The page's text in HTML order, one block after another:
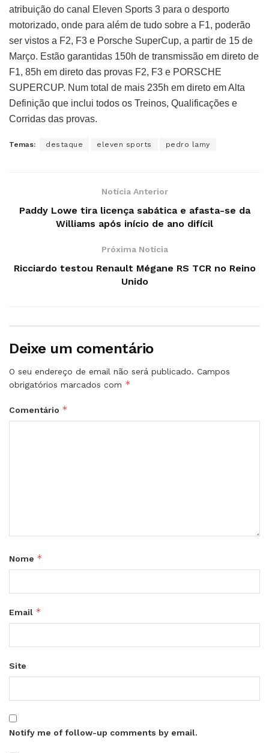
atribuição do canal Eleven Sports 3 para o desporto
motorizado, onde para além de tudo sobre a F1, poderão
ser vistos a F2, F3 e Porsche SuperCup, a partir de 15 de
Março. Estão garantidas 150h de transmissão em direto de
F1, 85h em direto das provas F2, F3 e PORSCHE
SUPERCUP. Num total de mais 235h em direto em Alta
Definição que inclui todos os Treinos, Qualificações e
Corridas das provas.
Temas: destaque eleven sports pedro lamy
Notícia Anterior
Paddy Lowe tira licença sabática e afasta-se da
Williams após início de ano difícil
Próxima Notícia
Ricciardo testou Renault Mégane RS TCR no Reino
Unido
Deixe um comentário
O seu endereço de email não será publicado. Campos
obrigatórios marcados com *
Comentário *
Nome *
Email *
Site
Notify me of follow-up comments by email.